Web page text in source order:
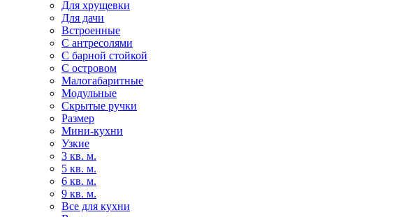
Для хрущевки
Для дачи
Встроенные
С антресолями
С барной стойкой
С островом
Малогабаритные
Модульные
Скрытые ручки
Размер
Мини-кухни
Узкие
3 кв. м.
5 кв. м.
6 кв. м.
9 кв. м.
Все для кухни